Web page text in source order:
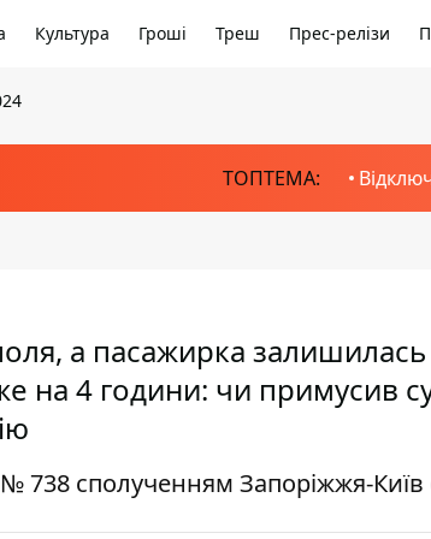
Культура Гроші Треш Прес-релізи
ТОПТЕМА:
а пасажирка
на 4 години: чи примусив
738 сполученням Запоріжжя-Київ